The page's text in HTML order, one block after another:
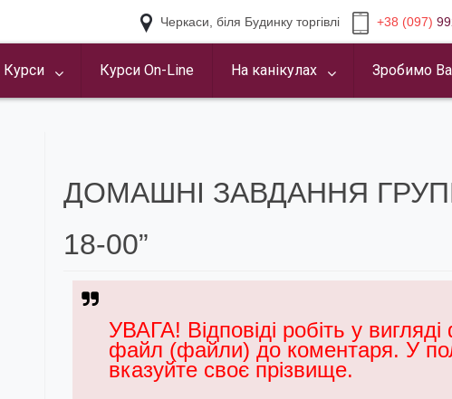
Черкаси, біля Будинку торгівлі +38 (097)
Курси Курси On-Line На канікулах Зробимо
ДОМАШНІ ЗАВДАННЯ
18-00”
УВАГА! Відповіді робіть у
файл (файли) до коментаря. У
вказуйте своє прізвище.